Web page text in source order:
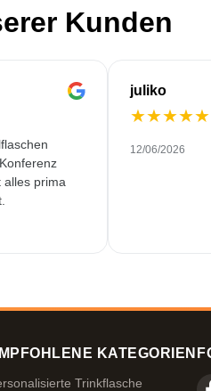
Kunden
alles prima
juliko
★★★★★
12/06/2026
KATEGORIEN
Trinkflasche